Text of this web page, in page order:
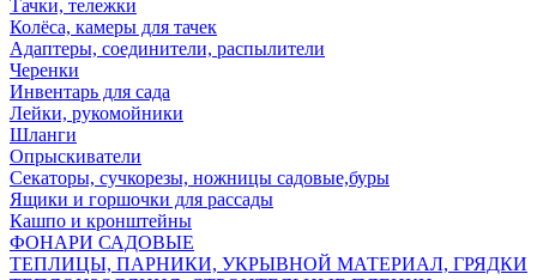
Тачки, тележки
Колёса, камеры для тачек
Адаптеры, соединители, распылители
Черенки
Инвентарь для сада
Лейки, рукомойники
Шланги
Опрыскиватели
Секаторы, сучкорезы, ножницы садовые,буры
Ящики и горшочки для рассады
Кашпо и кронштейны
ФОНАРИ САДОВЫЕ
ТЕПЛИЦЫ, ПАРНИКИ, УКРЫВНОЙ МАТЕРИАЛ, ГРЯДКИ